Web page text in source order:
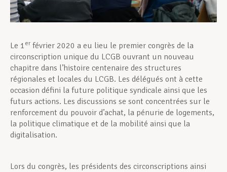
Le 1 er février 2020 a eu lieu le premier congrès de la
circonscription unique du LCGB ouvrant un nouveau
chapitre dans l’histoire centenaire des structures
régionales et locales du LCGB. Les délégués ont à cette
occasion défini la future politique syndicale ainsi que les
futurs actions. Les discussions se sont concentrées sur le
renforcement du pouvoir d’achat, la pénurie de logements,
la politique climatique et de la mobilité ainsi que la
digitalisation.
Lors du congrès, les présidents des circonscriptions ainsi